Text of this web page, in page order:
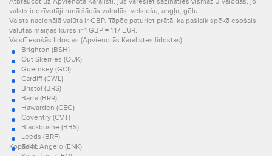
valsts iedzīvotāji runā šādās valodās: velsiešu, angļu, gēlu.
Valsts nacionālā valūta ir GBP. Tāpēc paturiet prātā, ka pašlaik spēkā esošais
valūtas maiņas kurss ir 1 GBP = 1.17 EUR.
Valstī esošās lidostas (Apvienotās Karalistes lidostas):
Brighton (BSH)
Out Skerries (OUK)
Guernsey (GCI)
Cardiff (CWL)
Bristol (BRS)
Barra (BRR)
Hawarden (CEG)
Coventry (CVT)
Blackbushe (BBS)
Leeds (BRF)
Saint Angelo (ENK)
Kopā 141.